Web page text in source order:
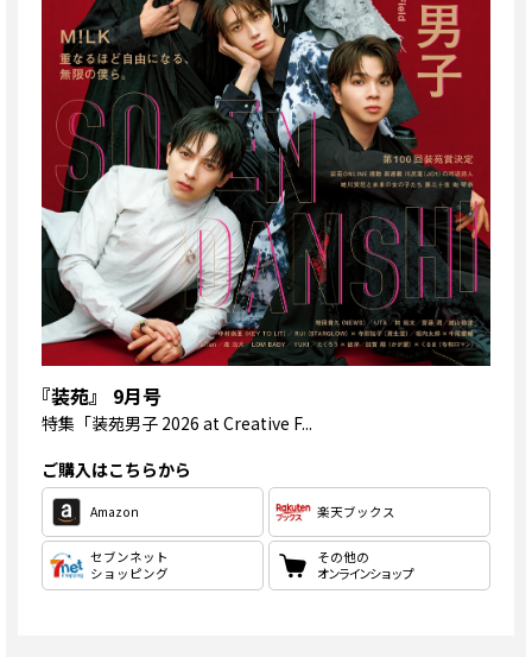
『装苑』 9月号
特集 「装苑男子 2026 at Creative F...
ご購入はこちらから
Amazon 楽天ブックス
セブンネット
ショッピング
その他の
オンラインショップ